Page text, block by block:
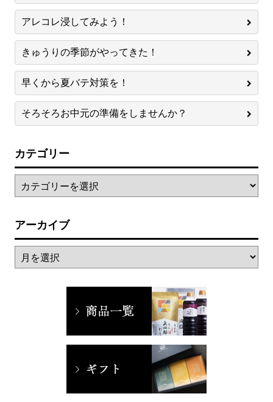
アレコレ浸してみよう！
きゅうりの季節がやってきた！
早くから夏バテ対策を！
そろそろお中元の準備をしませんか？
カテゴリー
アーカイブ